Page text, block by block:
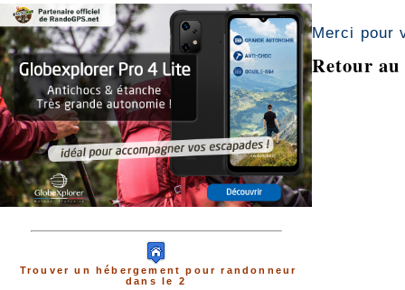
Trouver un hébergement pour randonneur
dans le 2
Merci pour
Retour